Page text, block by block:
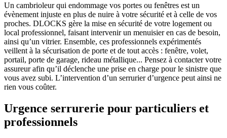
Un cambrioleur qui endommage vos portes ou fenêtres est un
évènement injuste en plus de nuire à votre sécurité et à celle de vos
proches. DLOCKS gère la mise en sécurité de votre logement ou
local professionnel, faisant intervenir un menuisier en cas de besoin,
ainsi qu’un vitrier. Ensemble, ces professionnels expérimentés
veillent à la sécurisation de porte et de tout accès : fenêtre, volet,
portail, porte de garage, rideau métallique... Pensez à contacter votre
assureur afin qu’il déclenche une prise en charge pour le sinistre que
vous avez subi. L’intervention d’un serrurier d’urgence peut ainsi ne
rien vous coûter.
Urgence serrurerie pour particuliers et
professionnels